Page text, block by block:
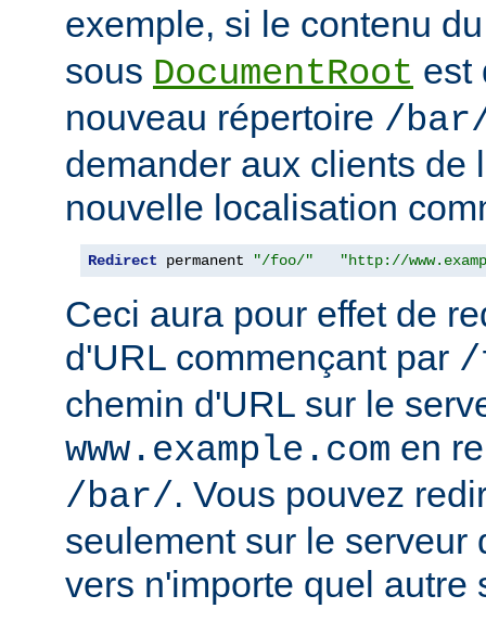
exemple, si le contenu
sous DocumentRoot est
nouveau répertoire /
demander aux clients de
nouvelle localisation
Redirect permanent "/foo/" "http://
Ceci aura pour effet de
d'URL commençant par /
chemin d'URL sur le
www.example.com en
/bar/. Vous pouvez
seulement sur le serveur
vers n'importe quel autre